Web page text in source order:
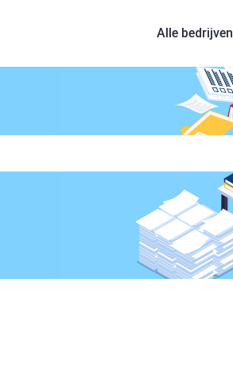
Alle bedrijven